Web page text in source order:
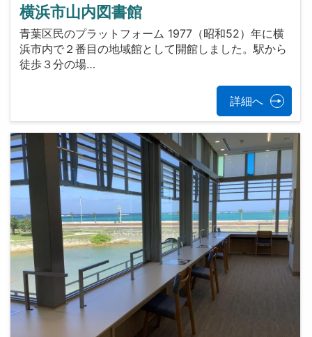
横浜市山内図書館
青葉区民のプラットフォーム 1977（昭和52）年に横
浜市内で２番目の地域館として開館しました。駅から
徒歩３分の場…
詳細へ